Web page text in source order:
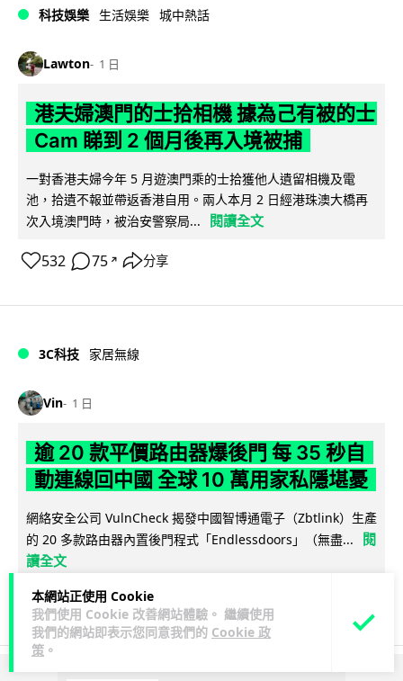
本網站正使用 Cookie
我們使用 Cookie 改善網站體驗。 繼續使用
我們的網站即表示您同意我們的 Cookie 政
策 。
科技娛樂 生活娛樂 城中熱話
Lawton 1 日
港夫婦澳門的士拾相機 據為己有被的士
Cam 睇到 2 個月後再入境被捕
一對香港夫婦今年 5 月遊澳門乘的士拾獲他人遺留相機及電
池，拾遺不報並帶返香港自用。兩人本月 2 日經港珠澳大橋再
次入境澳門時，被治安警察局...
閱讀全文
532 75 ↗ 分享
3C科技 家居無線
Vin 1 日
逾 20 款平價路由器爆後門 每 35 秒自
動連線回中國 全球 10 萬用家私隱堪憂
網絡安全公司 VulnCheck 揭發中國智博通電子（Zbtlink）生產
的 20 多款路由器內置後門程式「Endlessdoors」（無盡...
閱
讀全文
964 221↗ 分享